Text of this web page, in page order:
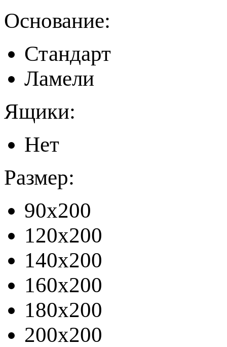
Основание:
Стандарт
Ламели
Ящики:
Нет
Размер:
90x200
120x200
140x200
160x200
180x200
200x200